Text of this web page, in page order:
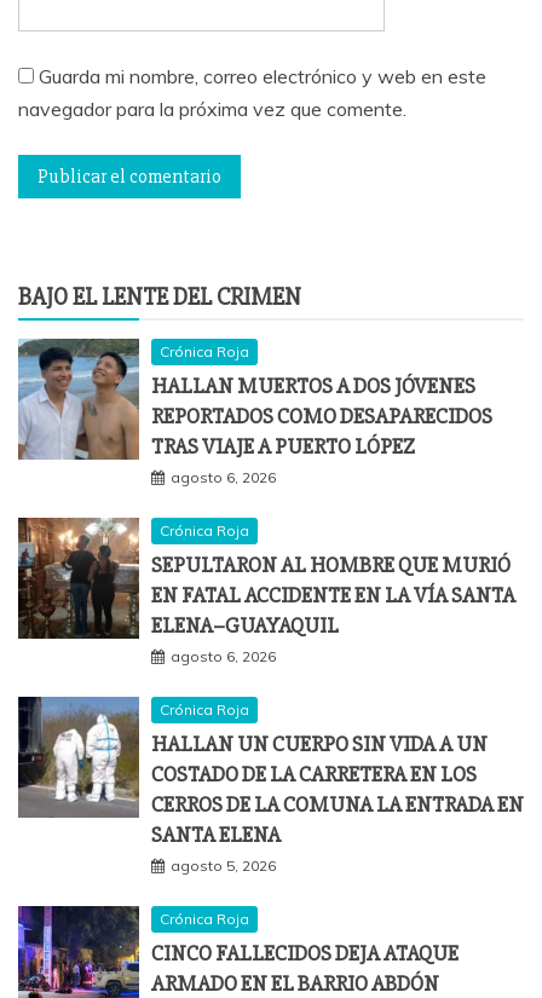
Guarda mi nombre, correo electrónico y web en este
navegador para la próxima vez que comente.
BAJO EL LENTE DEL CRIMEN
Crónica Roja
HALLAN MUERTOS A DOS JÓVENES
REPORTADOS COMO DESAPARECIDOS
TRAS VIAJE A PUERTO LÓPEZ
agosto 6, 2026
Crónica Roja
SEPULTARON AL HOMBRE QUE MURIÓ
EN FATAL ACCIDENTE EN LA VÍA SANTA
ELENA–GUAYAQUIL
agosto 6, 2026
Crónica Roja
HALLAN UN CUERPO SIN VIDA A UN
COSTADO DE LA CARRETERA EN LOS
CERROS DE LA COMUNA LA ENTRADA EN
SANTA ELENA
agosto 5, 2026
Crónica Roja
CINCO FALLECIDOS DEJA ATAQUE
ARMADO EN EL BARRIO ABDÓN